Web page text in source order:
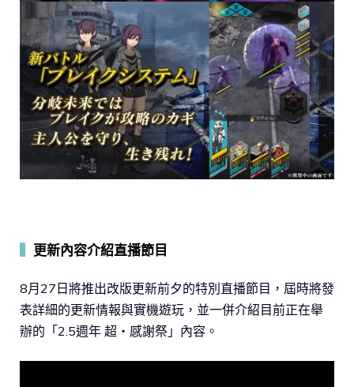
更新內容介紹直播節目
8月27日將推出改版更新前夕的特別直播節目，屆時將發
表詳細的更新情報與實機遊玩，並一併介紹目前正在舉
辦的「2.5週年 超・感謝祭」內容。